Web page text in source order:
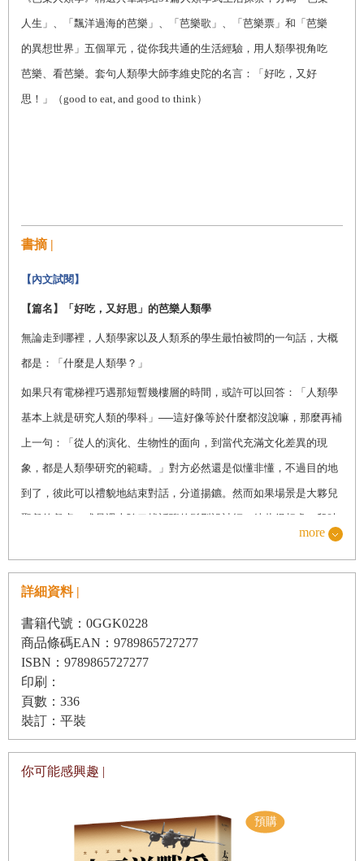
人生」、「飄洋過海的芭樂」、「芭樂歌」、「芭樂票」和「芭樂
的異想世界」五個單元，從你我共通的生活經驗，用人類學視角吃
芭樂、看芭樂。套句人類學大師李維史陀的名言：「好吃，又好
思！」（good to eat, and good to think）
書摘 |
【內文試閱】
【篇名】「好吃，又好思」的芭樂人類學
無論走到哪裡，人類學家以及人類系的學生最怕被問的一句話，大概
都是：「什麼是人類學？」
如果只有電梯裡巧遇那短暫幾樓層的時間，或許可以回答：「人類學
基本上就是研究人類的學科」 ──這好像等於什麼都沒說嘛，那麼再補
上一句：「從人的演化、生物性的面向，到當代充滿文化差異的現
象，都是人類學研究的範疇。」對方必然還是似懂非懂，不過目的地
到了，彼此可以禮貌地結束對話，分道揚鑣。然而如果場景是大夥兒
聚餐的餐桌，或是遇上隨口找話聊的髮型設計師，彼此得相處一段時
要追問下去嗎？萬一被追問，要
下定義，講得信心滿滿；人類學念得越久，越了解這學科多重與不斷
轉變的樣貌之後，要給個有誠意不敷衍、簡短卻精準周延的回答，就
覺得有點困擾了。
人類學家會覺得解釋什麼是人類學有點困難，其實源於這學科擅長提
出問題、質疑概念、切換觀點，而非給個斬釘截鐵的答案
（也是本書作者之一）林秀幸曾生動地形容：
【引文】當經濟學家說這樣種稻可以增加年生產量，大大改善當地的
生活水準時，人類學家很可能在旁邊嘀咕著：「稻種發下去，搞不好
裡，尋找利益的共生，人類學家又暗暗咕噥著：「話雖如此，但搞不
好地方派系維持了地方上群體競爭的張力，讓地方人活得帶勁……」
more
詳細資料 |
書籍代號：0GGK0228
商品條碼EAN：9789865727277
ISBN：9789865727277
印刷：
頁數：336
裝訂：平裝
你可能感興趣 |